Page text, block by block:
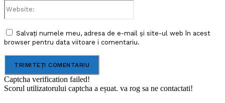
Salvați numele meu, adresa de e-mail și site-ul web în acest
browser pentru data viitoare i comentariu.
Captcha verification failed!
Scorul utilizatorului captcha a eșuat. va rog sa ne contactati!